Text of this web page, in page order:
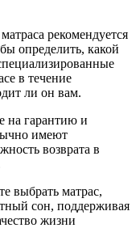
рекомендуется
определить, какой
в течение
ли он вам.
на гарантию и
имеют
возврата в
выбрать матрас,
сон, поддерживая
жизни